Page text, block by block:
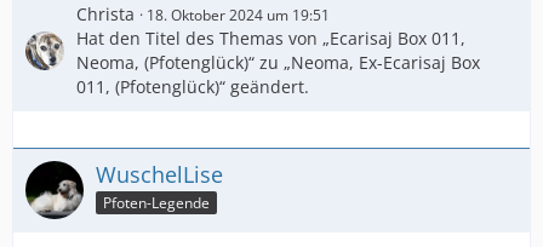
Christa 18. Oktober 2024 um 19:51
Hat den Titel des Themas von „Ecarisaj Box 011,
Neoma, (Pfotenglück)“ zu „Neoma, Ex-Ecarisaj Box
011, (Pfotenglück)“ geändert.
WuschelLise
Pfoten-Legende